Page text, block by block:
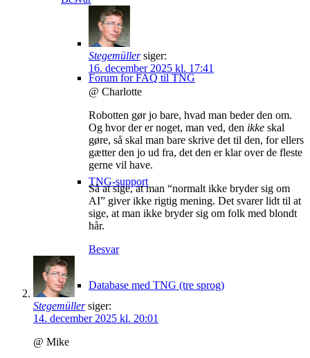
Forum for FAQ til TNG
TNG-support
Database med TNG (tre sprog)
Stegemüller siger:
16. december 2025 kl. 17:41
@ Charlotte
Robotten gør jo bare, hvad man beder den om.
Og hvor der er noget, man ved, den ikke skal
gøre, så skal man bare skrive det til den, for ellers
gætter den jo ud fra, det den er klar over de fleste
gerne vil have.
Så at sige, at man “normalt ikke bryder sig om
AI” giver ikke rigtig mening. Det svarer lidt til at
sige, at man ikke bryder sig om folk med blondt
hår.
Besvar
Stegemüller siger:
14. december 2025 kl. 20:01
@ Mike